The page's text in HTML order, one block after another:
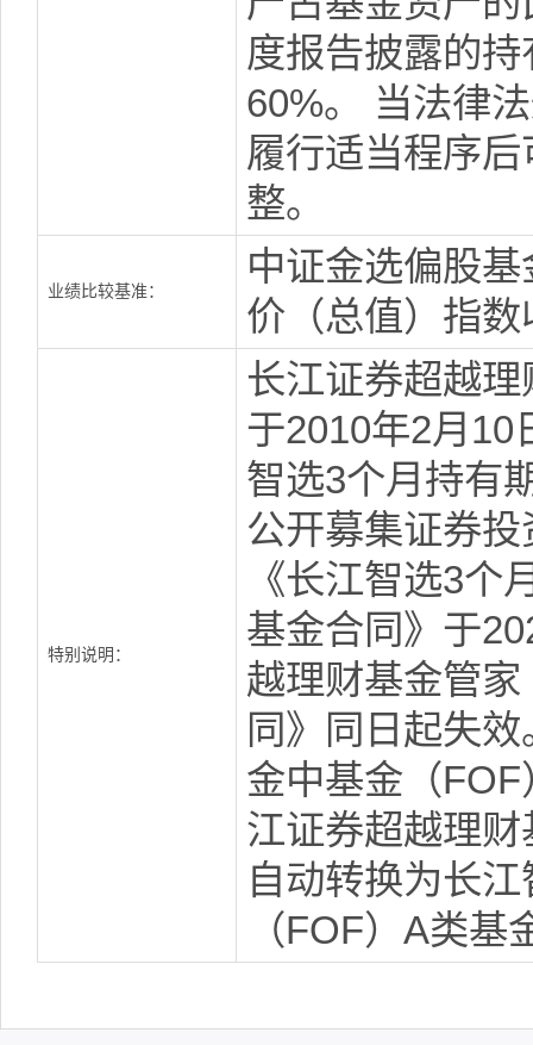
度报告披露的
60%。 当法律
履行适当程序
整。
业绩比较基准：
中证金选偏股
价（总值）指
特别说明：
长江证券超越
于2010年2月10
智选3个月持有
公开募集证券
《长江智选3个
基金合同》于
越理财基金管
同》同日起失
金中基金（
江证券超越理
自动转换为长
（FOF）A类基